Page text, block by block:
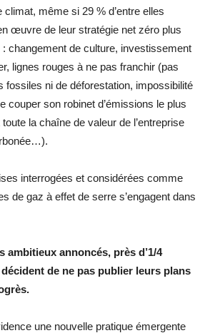
climat, même si 29 % d’entre elles
œuvre de leur stratégie net zéro plus
changement de culture, investissement
lignes rouges à ne pas franchir (pas
fossiles ni de déforestation, impossibilité
couper son robinet d’émissions le plus
la chaîne de valeur de l’entreprise
interrogées et considérées comme
de gaz à effet de serre s’engagent dans
ambitieux annoncés, près d’1/4
décident de ne pas publier leurs plans
une nouvelle pratique émergente